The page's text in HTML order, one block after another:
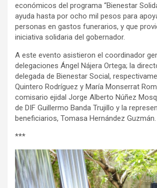
económicos del programa “Bienestar
ayuda hasta por ocho mil pesos para
personas en gastos funerarios, y que
iniciativa solidaria del gobernador.
A este evento asistieron el coordinador
delegaciones Ángel Nájera Ortega; la
delegada de Bienestar Social,
Quintero Rodríguez y María Monserrat
comisario ejidal Jorge Alberto Núñez
de DIF Guillermo Banda Trujillo y la
beneficiarios, Tomasa Hernández Guzmán.
***